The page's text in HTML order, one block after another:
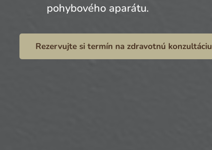
pohybového aparátu.
Rezervujte si termín na zdravotnú konzultáciu